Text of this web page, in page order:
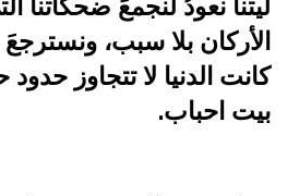
ليتنا نعودُ لنجمعَ ضحكاتنا
الأركان بلا سبب،
كانت الدنيا لا تتجاوز
بيت احباب.